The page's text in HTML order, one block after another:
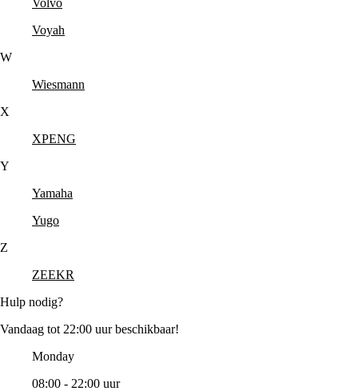
Voyah
W
Wiesmann
X
XPENG
Y
Yamaha
Yugo
Z
ZEEKR
Hulp nodig?
Vandaag tot 22:00 uur beschikbaar!
Monday
08:00 - 22:00 uur